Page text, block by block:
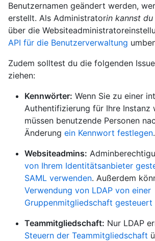
Benutzernamen geändert werden,
erstellt. Als Administratorin kannst
über die
API für die Benutzerverwaltung
Zudem solltest du die folgenden
ziehen:
Kennwörter: Wenn Sie zu einer
Authentifizierung für Ihre Instanz
müssen benutzende Personen
Änderung ein Kennwort festlegen.
Websiteadmins:
von Ihrem Identitätsanbieter
SAML verwenden. Außerdem
Verwendung von LDAP von einer
Gruppenmitgliedschaft gesteuert
Teammitgliedschaft: Nur LDAP
Steuern der Teammitgliedschaft